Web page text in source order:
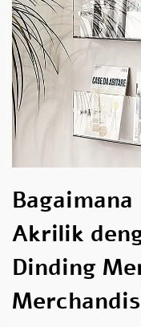
Akrilik
Dinding